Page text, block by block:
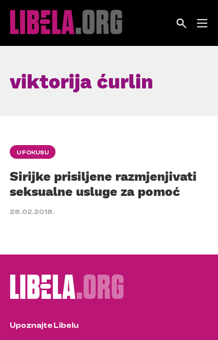
viktorija ćurlin
U FOKUSU
Sirijke prisiljene razmjenjivati
seksualne usluge za pomoć
28.02.2018.
Upoznajte Libelu